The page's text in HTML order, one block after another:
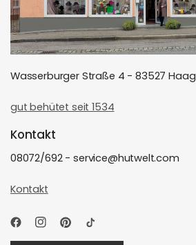
Wasserburger Straße 4 - 83527 Haag
gut behütet seit 1534
Kontakt
08072/692 - service@hutwelt.com
Kontakt